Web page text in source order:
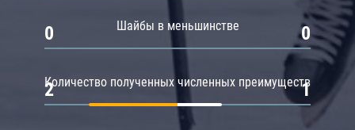
Шайбы в меньшинстве
0 0
Количество полученных численных преимуществ
2 1